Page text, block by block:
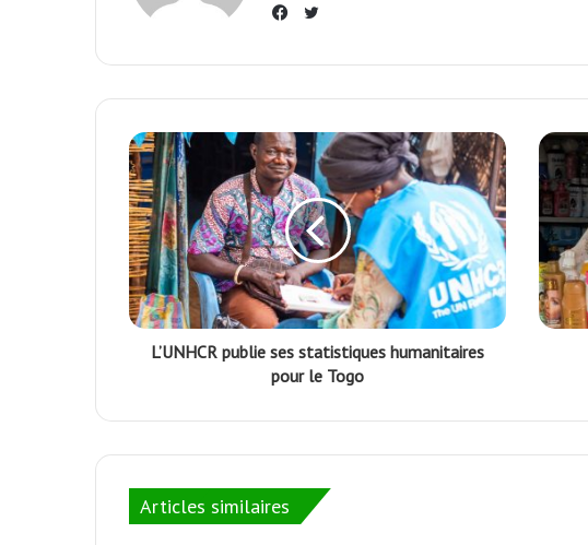
Twitter
L’UNHCR publie ses statistiques humanitaires
pour le Togo
Articles similaires